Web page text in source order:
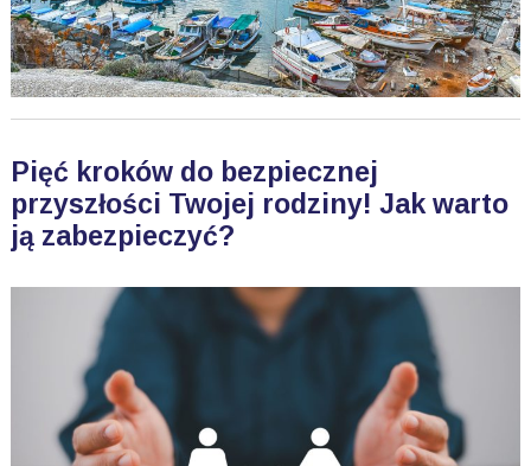
Pięć kroków do bezpiecznej
przyszłości Twojej rodziny! Jak warto
ją zabezpieczyć?